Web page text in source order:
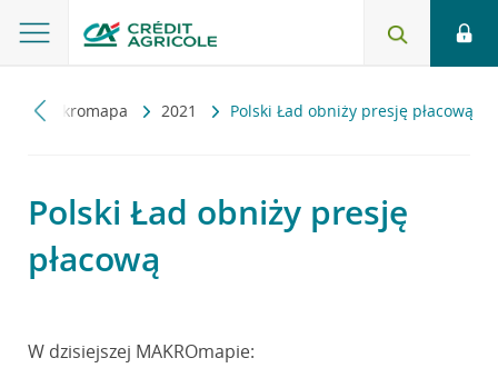
Makromapa 2021 Polski Ład obniży presję płacową
Polski Ład obniży presję
płacową
W dzisiejszej MAKROmapie: